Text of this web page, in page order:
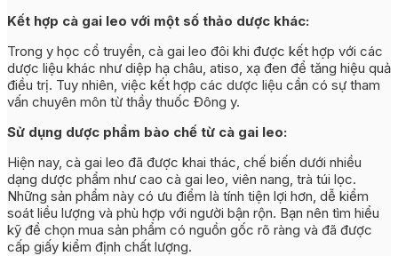
Kết hợp cà gai leo với một số thảo dược khác:
Trong y học cổ truyền, cà gai leo đôi khi được kết hợp với các
dược liệu khác như diệp hạ châu, atiso, xạ đen để tăng hiệu quả
điều trị. Tuy nhiên, việc kết hợp các dược liệu cần có sự tham
vấn chuyên môn từ thầy thuốc Đông y.
Sử dụng dược phẩm bào chế từ cà gai leo:
Hiện nay, cà gai leo đã được khai thác, chế biến dưới nhiều
dạng dược phẩm như cao cà gai leo, viên nang, trà túi lọc.
Những sản phẩm này có ưu điểm là tính tiện lợi hơn, dễ kiểm
soát liều lượng và phù hợp với người bận rộn. Bạn nên tìm hiểu
kỹ để chọn mua sản phẩm có nguồn gốc rõ ràng và đã được
cấp giấy kiểm định chất lượng.